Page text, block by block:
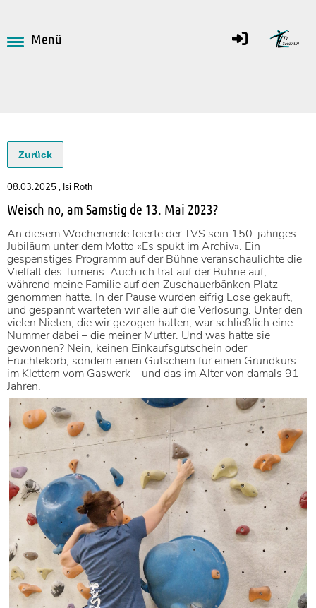
Menü
Zurück
08.03.2025, Isi Roth
Weisch no, am Samstig de 13. Mai 2023?
An diesem Wochenende feierte der TVS sein 150-jähriges
Jubiläum unter dem Motto «Es spukt im Archiv». Ein
gespenstiges Programm auf der Bühne veranschaulichte die
Vielfalt des Turnens. Auch ich trat auf der Bühne auf,
während meine Familie auf den Zuschauerbänken Platz
genommen hatte. In der Pause wurden eifrig Lose gekauft,
und gespannt warteten wir alle auf die Verlosung. Unter den
vielen Nieten, die wir gezogen hatten, war schließlich eine
Nummer dabei – die meiner Mutter. Und was hatte sie
gewonnen? Nein, keinen Einkaufsgutschein oder
Früchtekorb, sondern einen Gutschein für einen Grundkurs
im Klettern vom Gaswerk – und das im Alter von damals 91
Jahren.